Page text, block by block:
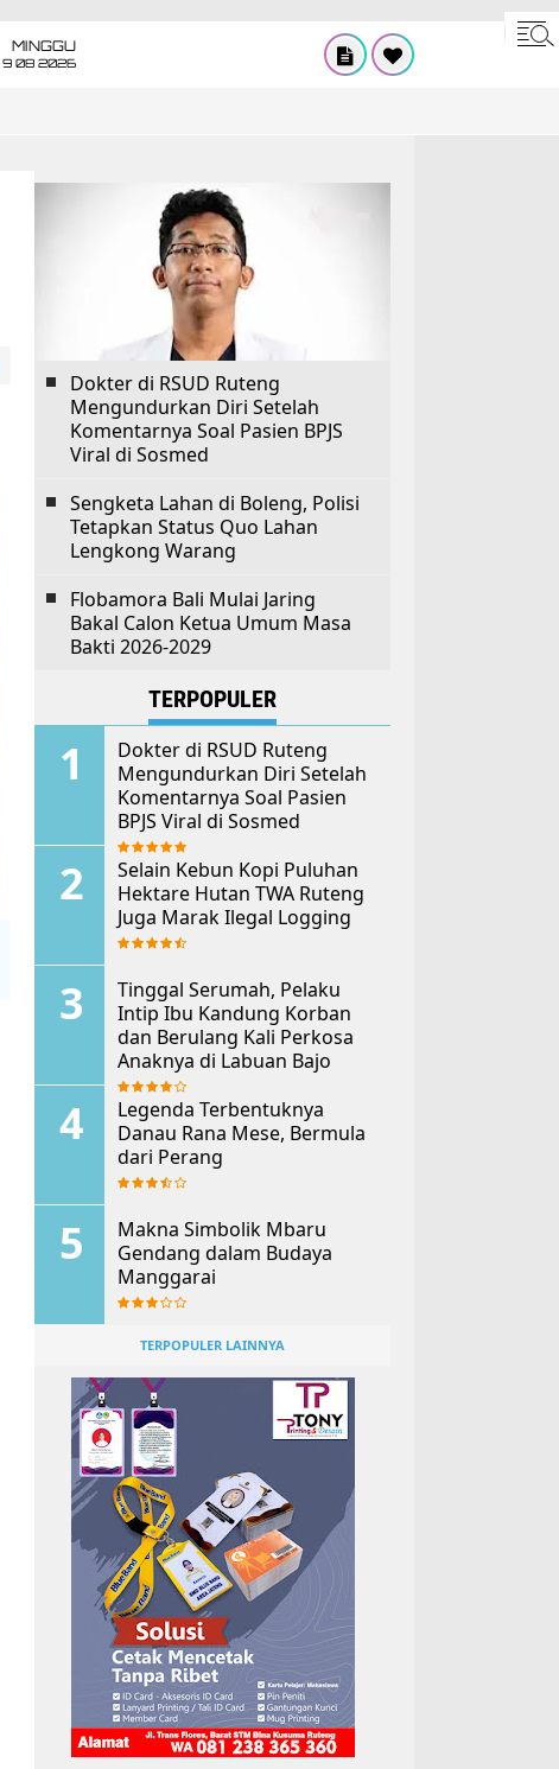
MINGGU
9 08 2026
Dokter di RSUD Ruteng
Mengundurkan Diri Setelah
Komentarnya Soal Pasien BPJS
Viral di Sosmed
Sengketa Lahan di Boleng, Polisi
Tetapkan Status Quo Lahan
Lengkong Warang
Flobamora Bali Mulai Jaring
Bakal Calon Ketua Umum Masa
Bakti 2026-2029
TERPOPULER
Dokter di RSUD Ruteng
Mengundurkan Diri Setelah
Komentarnya Soal Pasien
BPJS Viral di Sosmed
Selain Kebun Kopi Puluhan
Hektare Hutan TWA Ruteng
Juga Marak Ilegal Logging
Tinggal Serumah, Pelaku
Intip Ibu Kandung Korban
dan Berulang Kali Perkosa
Anaknya di Labuan Bajo
Legenda Terbentuknya
Danau Rana Mese, Bermula
dari Perang
Makna Simbolik Mbaru
Gendang dalam Budaya
Manggarai
TERPOPULER LAINNYA